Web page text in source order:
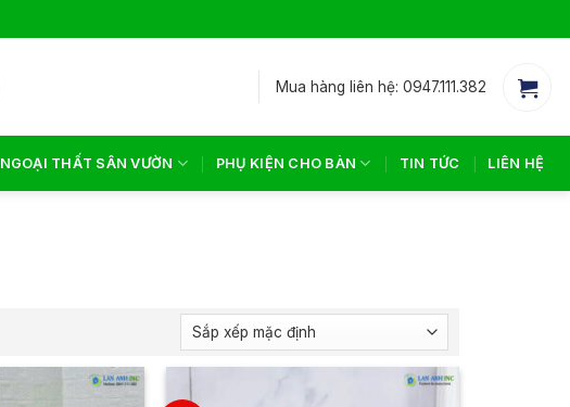
Mua hàng liên hệ: 0947.111.382
NGOẠI THẤT SÂN VƯỜN PHỤ KIỆN CHO BÀN TIN TỨC LIÊN HỆ